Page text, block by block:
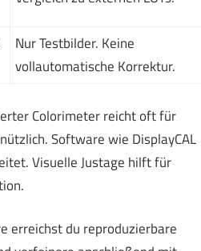
Nur Testbilder. Keine
vollautomatische Korrektur.
Colorimeter reicht oft für
Software wie DisplayCAL
Visuelle Justage hilft für
erreichst du reproduzierbare